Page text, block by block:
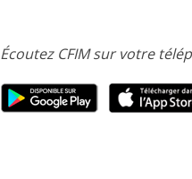
Écoutez CFIM sur votre